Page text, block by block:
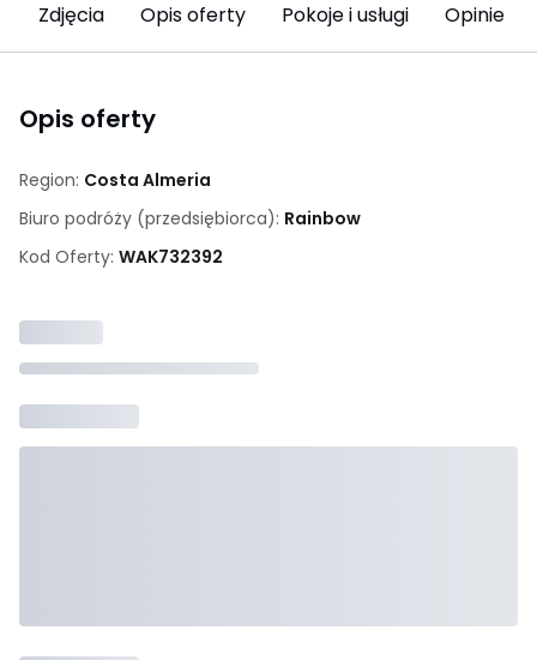
Zdjęcia Opis oferty Pokoje i usługi Opinie
Opis oferty
Region: Costa Almeria
Biuro podróży (przedsiębiorca): Rainbow
Kod Oferty: WAK732392